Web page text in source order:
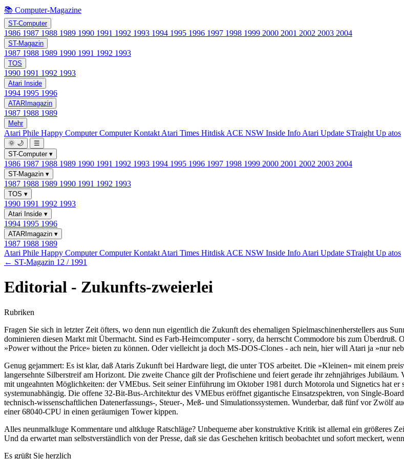
📚 Computer-Magazine
ST-Computer
1986 1987 1988 1989 1990 1991 1992 1993 1994 1995 1996 1997 1998 1999 2000 2001 2002 2003 2004
ST-Magazin
1987 1988 1989 1990 1991 1992 1993
TOS
1990 1991 1992 1993
Atari Inside
1994 1995 1996
ATARImagazin
1987 1988 1989
Mehr
Atari Phile Happy ComputerComputer Kontakt Atari Times Hitdisk ACE NSW Inside Info Atari Update STraight Up atos
🌞 🌙
☰
ST-Computer ▾
1986 1987 1988 1989 1990 1991 1992 1993 1994 1995 1996 1997 1998 1999 2000 2001 2002 2003 2004
ST-Magazin ▾
1987 1988 1989 1990 1991 1992 1993
TOS ▾
1990 1991 1992 1993
Atari Inside ▾
1994 1995 1996
ATARImagazin ▾
1987 1988 1989
Atari Phile Happy ComputerComputer Kontakt Atari Times Hitdisk ACE NSW Inside Info Atari Update STraight Up atos
← ST-Magazin 12 / 1991
Editorial - Zukunfts-zweierlei
Rubriken
Fragen Sie sich in letzter Zeit öfters, wo denn nun eigentlich die Zukunft des ehemaligen Spielmaschinenherstellers aus
dominieren diesen Markt mit Übermacht. Sind es Farb-Heimcomputer - sorry, da herrscht Commodore bis zum Überdruß.
»Power without the Price» bieten zu können. Oder vielleicht ja doch MS-DOS-Clones - ach nein, hier will Atari ja »nur
Genug gejammert: Es ist klar, daß Ataris Zukunft bei Hardware liegt, die unter TOS arbeitet. Die »Kleinen« mit einem
langersehnte Silberstreif am Horizont. Die zweite Chance gilt der Profischiene und feiert gerade ihr zehnjähriges
mit ungeahnten Möglichkeiten: der VMEbus. Seit seiner Einführung im Oktober 1981 durch Motorola und Signetics hat
systemunabhängig. Die offene 32-Bit-Bus-Architektur des VMEbus eröffnet gigantische Einsatzspektren, von Single-
technisch-wissenschaftlichen Datenerfassungs-, Steuer-, Meß- und Simulationssystemen. Wunderbar, daß fünf vor Zwölf
einer 68040-CPU in einen geräumigen Tower kippen.
Alles neunmalkluge Kommentare und altkluge Ratschläge? Unbequeme aber konstruktive Kritik ist allemal ein größeres
Und da erwartet man selbstverständlich von der Presse, daß sie das Geschehen kritisch beobachtet und sofort meckert,
Es grüßt Sie herzlich